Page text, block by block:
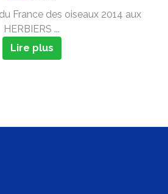
France des oiseaux 2014 aux
HERBIERS ...
Lire plus